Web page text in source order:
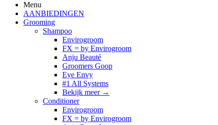
Menu
AANBIEDINGEN
Grooming
Shampoo
Envirogroom
FX = by Envirogroom
Anju Beauté
Groomers Goop
Eye Envy
#1 All Systems
Bekijk meer →
Conditioner
Envirogroom
FX = by Envirogroom